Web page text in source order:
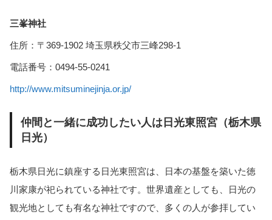
三峯神社
住所：〒369-1902 埼玉県秩父市三峰298-1
電話番号：0494-55-0241
http://www.mitsuminejinja.or.jp/
仲間と一緒に成功したい人は日光東照宮（栃木県
日光）
栃木県日光に鎮座する日光東照宮は、日本の基盤を築いた徳
川家康が祀られている神社です。世界遺産としても、日光の
観光地としても有名な神社ですので、多くの人が参拝してい